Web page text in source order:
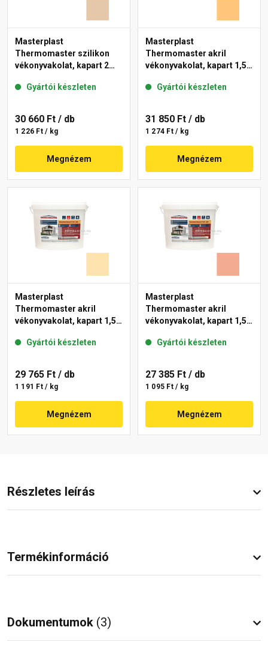
Masterplast
Thermomaster szilikon
vékonyvakolat, kapart 2
Gyártói készleten
30 660 Ft / db
1 226 Ft / kg
Megnézem
Masterplast
Thermomaster akril
vékonyvakolat, kapart 1,5
Gyártói készleten
31 850 Ft / db
1 274 Ft / kg
Megnézem
Masterplast
Thermomaster akril
vékonyvakolat, kapart 1,5
Gyártói készleten
29 765 Ft / db
1 191 Ft / kg
Megnézem
Masterplast
Thermomaster akril
vékonyvakolat, kapart 1,5
Gyártói készleten
27 385 Ft / db
1 095 Ft / kg
Megnézem
Részletes leírás
Termékinformáció
Dokumentumok (3)